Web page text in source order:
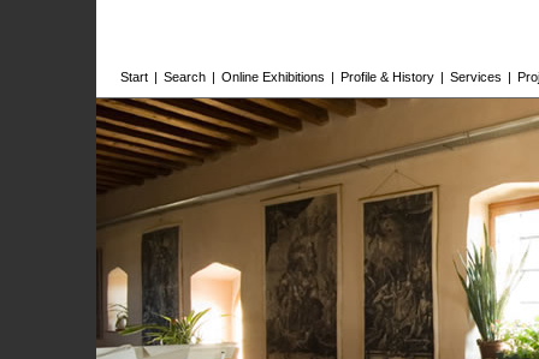
Start | Search | Online Exhibitions | Profile & History | Services |